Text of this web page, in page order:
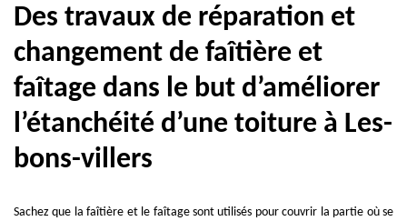
Des travaux de réparation et
changement de faîtière et
faîtage dans le but d’améliorer
l’étanchéité d’une toiture à Les-
bons-villers
Sachez que la faîtière et le faîtage sont utilisés pour couvrir la partie où se